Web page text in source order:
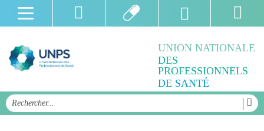
UNION NATIONALE
DES
PROFESSIONNELS
DE SANTÉ